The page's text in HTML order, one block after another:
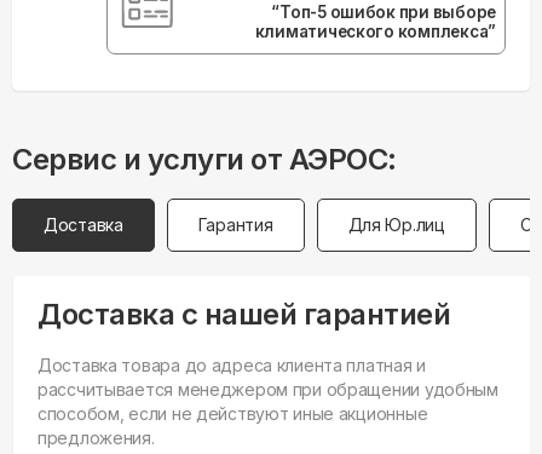
“Топ-5 ошибок при выборе
климатического комплекса”
Сервис и услуги от АЭРОС:
Доставка Гарантия Для Юр.лиц
Доставка с нашей гарантией
Доставка товара до адреса клиента платная и
рассчитывается менеджером при обращении удобным
способом, если не действуют иные акционные
предложения.